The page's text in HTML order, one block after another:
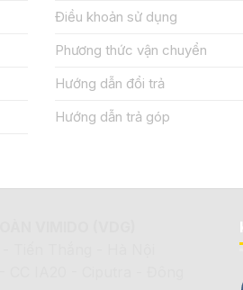
Điều khoản sử dụng
Phương thức vận chuyển
Hướng dẫn đổi trả
Hướng dẫn trả góp